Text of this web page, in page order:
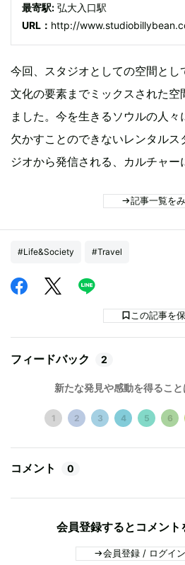
最寄駅: 弘大入口駅
URL： http://
今回、スタジオとしての空間とし
文化の要素までミックスされた空
ました。今を生きるソウルの人々
欠かすことのできないレンタルス
ジオから発信される、カルチャー
記事一覧を
#Life&Society #Travel
この記事を
フィードバック 2
新たな発見や感動を得るこ
1 2 3 4 5 6
コメント 0
会員登録するとコメント
会員登録 / ログイ